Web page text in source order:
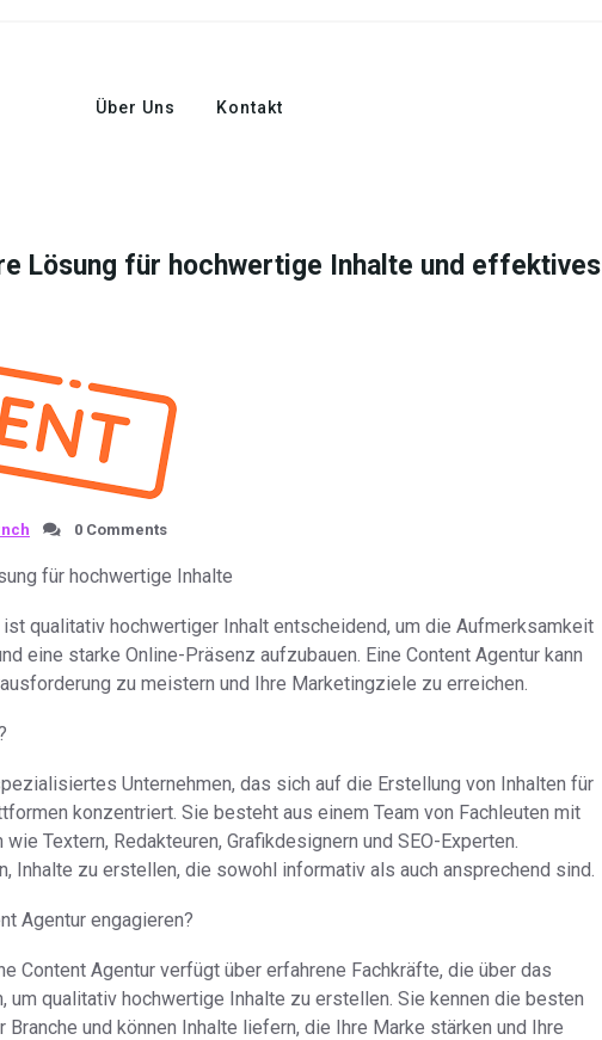
Über Uns Kontakt
Lösung für hochwertige Inhalte und effektives
0 Comments
für hochwertige Inhalte
qualitativ hochwertiger Inhalt entscheidend, um die Aufmerksamkeit
eine starke Online-Präsenz aufzubauen. Eine Content Agentur kann
zu meistern und Ihre Marketingziele zu erreichen.
Unternehmen, das sich auf die Erstellung von Inhalten für
konzentriert. Sie besteht aus einem Team von Fachleuten mit
Textern, Redakteuren, Grafikdesignern und SEO-Experten.
Inhalte zu erstellen, die sowohl informativ als auch ansprechend sind.
Agentur engagieren?
Content Agentur verfügt über erfahrene Fachkräfte, die über das
um qualitativ hochwertige Inhalte zu erstellen. Sie kennen die besten
Branche und können Inhalte liefern, die Ihre Marke stärken und Ihre